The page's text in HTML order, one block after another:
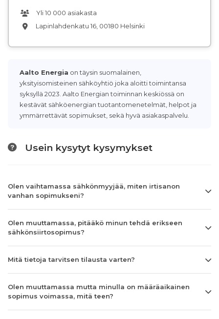
Yli 10 000 asiakasta
Lapinlahdenkatu 16, 00180 Helsinki
Aalto Energia on täysin suomalainen,
yksityisomisteinen sähköyhtiö joka aloitti toimintansa
syksyllä 2023. Aalto Energian toiminnan keskiössä on
kestävät sähköenergian tuotantomenetelmät, helpot ja
ymmärrettävät sopimukset, sekä hyvä asiakaspalvelu.
Usein kysytyt kysymykset
Olen vaihtamassa sähkönmyyjää, miten irtisanon
vanhan sopimukseni?
Olen muuttamassa, pitääkö minun tehdä erikseen
sähkönsiirtosopimus?
Mitä tietoja tarvitsen tilausta varten?
Olen muuttamassa mutta minulla on määräaikainen
sopimus voimassa, mitä teen?